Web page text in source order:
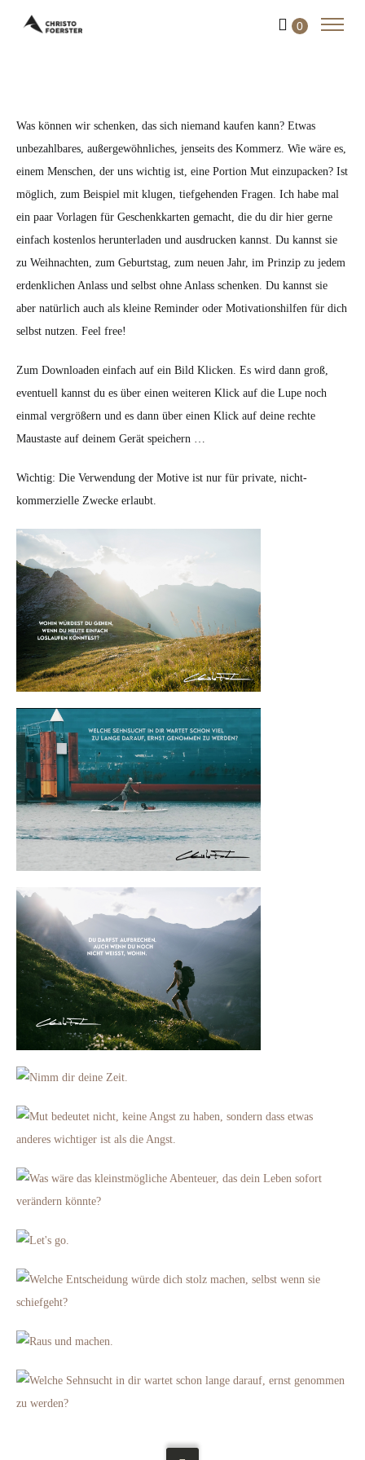
0
Was können wir schenken, das sich niemand kaufen kann? Etwas
unbezahlbares, außergewöhnliches, jenseits des Kommerz. Wie wäre es,
einem Menschen, der uns wichtig ist, eine Portion Mut einzupacken? Ist
möglich, zum Beispiel mit klugen, tiefgehenden Fragen. Ich habe mal
ein paar Vorlagen für Geschenkkarten gemacht, die du dir hier gerne
einfach kostenlos herunterladen und ausdrucken kannst. Du kannst sie
zu Weihnachten, zum Geburtstag, zum neuen Jahr, im Prinzip zu jedem
erdenklichen Anlass und selbst ohne Anlass schenken. Du kannst sie
aber natürlich auch als kleine Reminder oder Motivationshilfen für dich
selbst nutzen. Feel free!
Zum Downloaden einfach auf ein Bild Klicken. Es wird dann groß,
eventuell kannst du es über einen weiteren Klick auf die Lupe noch
einmal vergrößern und es dann über einen Klick auf deine rechte
Maustaste auf deinem Gerät speichern …
Wichtig: Die Verwendung der Motive ist nur für private, nicht-
kommerzielle Zwecke erlaubt.